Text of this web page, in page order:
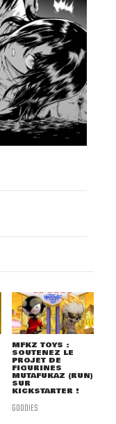
MFKZ TOYS :
SOUTENEZ LE
PROJET DE
FIGURINES
MUTAFUKAZ (RUN)
SUR
KICKSTARTER !
GOODIES